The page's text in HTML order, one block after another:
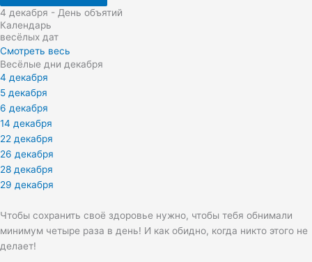
4 декабря - День объятий
Календарь
весёлых дат
Смотреть весь
Весёлые дни декабря
4 декабря
5 декабря
6 декабря
14 декабря
22 декабря
26 декабря
28 декабря
29 декабря
Чтобы сохранить своё здоровье нужно, чтобы тебя обнимали
минимум четыре раза в день! И как обидно, когда никто этого не
делает!